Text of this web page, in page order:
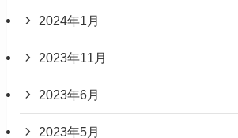
2024年1月
2023年11月
2023年6月
2023年5月